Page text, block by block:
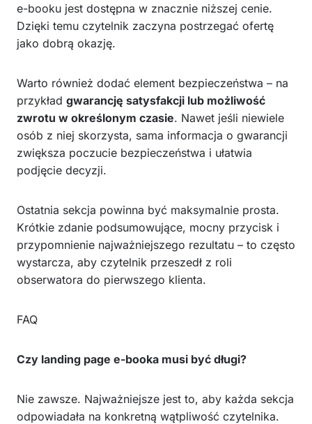
e-booku jest dostępna w znacznie niższej cenie.
Dzięki temu czytelnik zaczyna postrzegać ofertę
jako dobrą okazję.
Warto również dodać element bezpieczeństwa – na
przykład gwarancję satysfakcji lub możliwość
zwrotu w określonym czasie. Nawet jeśli niewiele
osób z niej skorzysta, sama informacja o gwarancji
zwiększa poczucie bezpieczeństwa i ułatwia
podjęcie decyzji.
Ostatnia sekcja powinna być maksymalnie prosta.
Krótkie zdanie podsumowujące, mocny przycisk i
przypomnienie najważniejszego rezultatu – to często
wystarcza, aby czytelnik przeszedł z roli
obserwatora do pierwszego klienta.
FAQ
Czy landing page e-booka musi być długi?
Nie zawsze. Najważniejsze jest to, aby każda sekcja
odpowiadała na konkretną wątpliwość czytelnika.